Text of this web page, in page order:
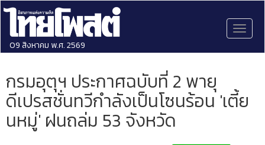
09 สิงหาคม พ.ศ. 2569
กรมอุตุฯ ประกาศฉบับที่ 2 พายุ
ดีเปรสชั่นทวีกำลังเป็นโซนร้อน 'เตี้ย
นหมู่' ฝนถล่ม 53 จังหวัด